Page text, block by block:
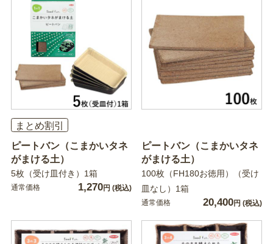
まとめ割引
ピートバン（こまかいタネ
がまける土）
5枚（受け皿付き）1箱
通常価格 1,270円 (税込)
ピートバン（こまかいタネ
がまける土）
100枚（FH180お徳用）（受け
皿なし）1箱
通常価格 20,400円 (税込)